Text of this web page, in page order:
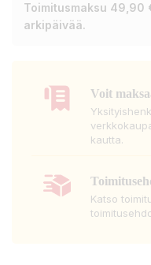
Toimitusmaksu
arkipäivää.
Voit
kautta.
Katso